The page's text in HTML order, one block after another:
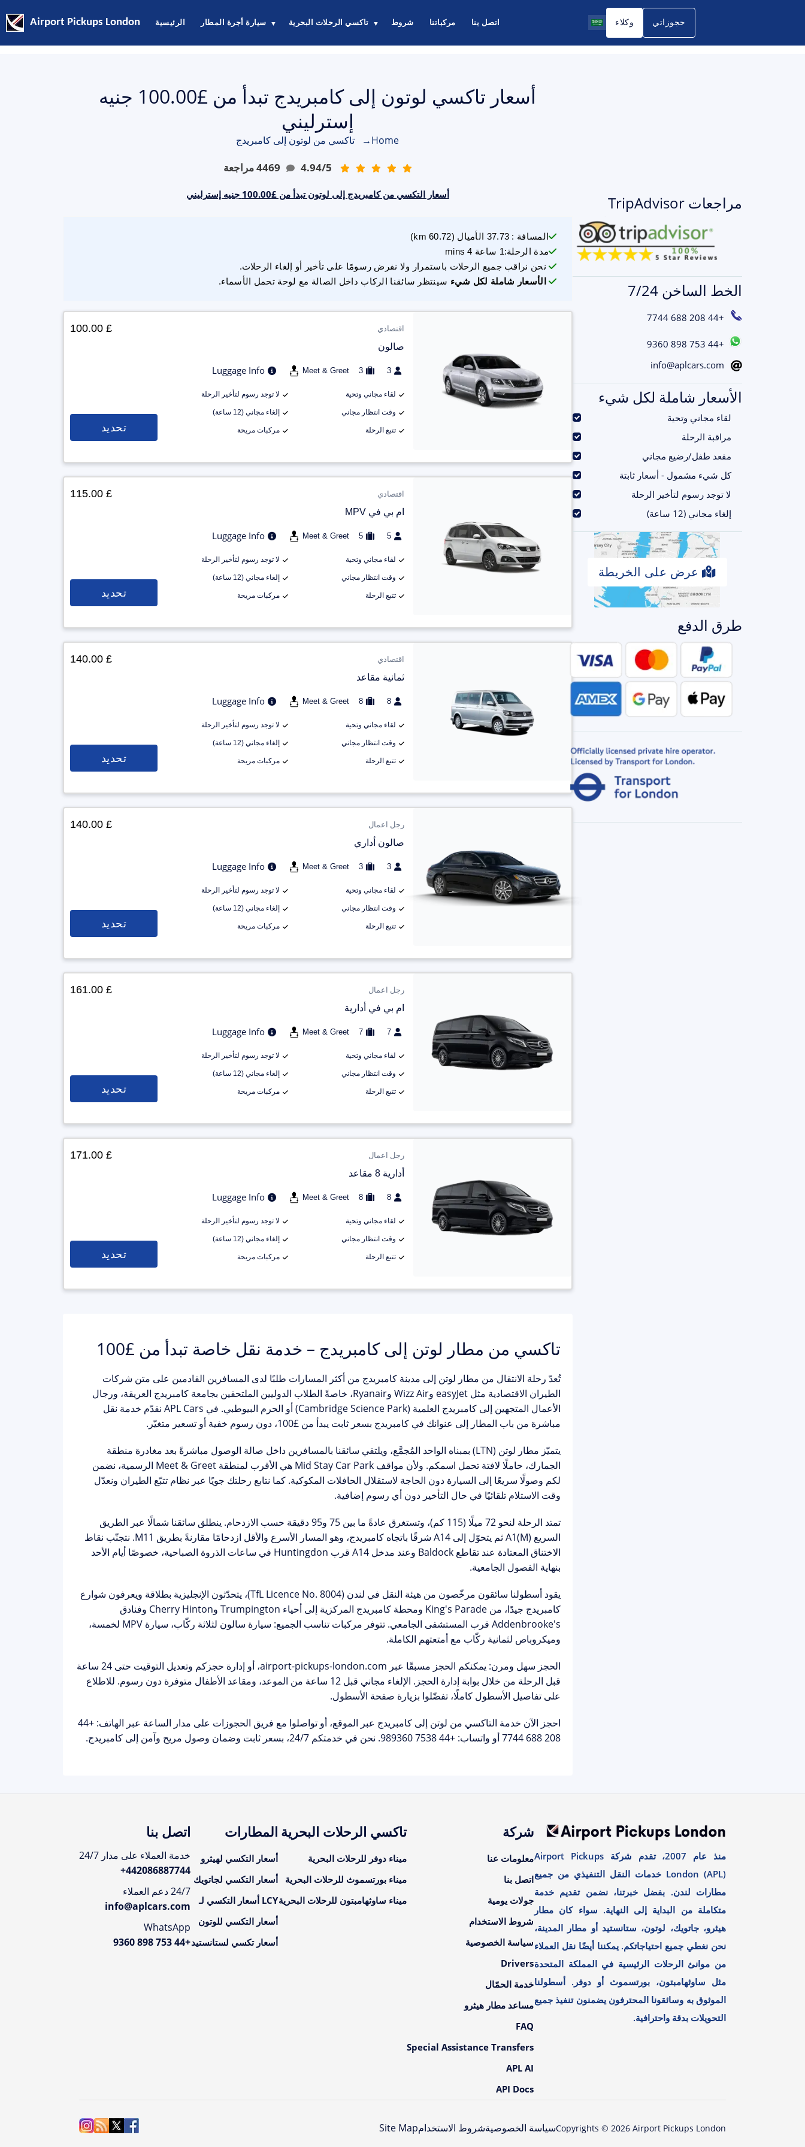
Airport Pickups London الرئيسية سيارة أجرة المطار ▼ تاكسي الرحلات البحرية ▼ شروط مركباتنا اتصل بنا وكلاء حجوزاتي
مراجعات TripAdvisor
الخط الساخن 7/24
+44 208 688 7744
+44 753 898 9360
info@aplcars.com
الأسعار شاملة لكل شيء
لقاء مجاني وتحية
مراقبة الرحلة
مقعد طفل/رضيع مجاني
كل شيء مشمول - أسعار ثابتة
لا توجد رسوم لتأخير الرحلة
إلغاء مجاني (12 ساعة)
عرض على الخريطة
طرق الدفع
أسعار تاكسي لوتون إلى كامبريدج تبدأ من £100.00 جنيه
إسترليني
Home
→ تاكسي من لوتون إلى كامبريدج
4.94/5
4469مراجعة
أسعار التكسي من كامبريدج إلى لوتون تبدأ من £100.00 جنيه إسترليني
المسافة :
37.73 الأميال (
60.72
km)
مدة الرحلة:1 ساعة 4 mins
نحن نراقب جميع الرحلات باستمرار ولا نفرض رسومًا على تأخير أو إلغاء الرحلات.
الأسعار شاملة لكل شيء سينتظر سائقنا الركاب داخل الصالة مع لوحة تحمل الأسماء.
اقتصادي
صالون
3
3
Meet & Greet
Luggage Info
لقاء مجاني وتحية لا توجد رسوم لتأخير الرحلة
وقت انتظار مجاني إلغاء مجاني (12 ساعة)
تتبع الرحلة مركبات مريحة
£ 100.00
تحديد
اقتصادي
ام بي في MPV
5
5
Meet & Greet
Luggage Info
لقاء مجاني وتحية لا توجد رسوم لتأخير الرحلة
وقت انتظار مجاني إلغاء مجاني (12 ساعة)
تتبع الرحلة مركبات مريحة
£ 115.00
تحديد
اقتصادي
ثمانية مقاعد
8
8
Meet & Greet
Luggage Info
لقاء مجاني وتحية لا توجد رسوم لتأخير الرحلة
وقت انتظار مجاني إلغاء مجاني (12 ساعة)
تتبع الرحلة مركبات مريحة
£ 140.00
تحديد
رجل اعمال
صالون أداري
3
3
Meet & Greet
Luggage Info
لقاء مجاني وتحية لا توجد رسوم لتأخير الرحلة
وقت انتظار مجاني إلغاء مجاني (12 ساعة)
تتبع الرحلة مركبات مريحة
£ 140.00
تحديد
رجل اعمال
ام بي في أدارية
7
7
Meet & Greet
Luggage Info
لقاء مجاني وتحية لا توجد رسوم لتأخير الرحلة
وقت انتظار مجاني إلغاء مجاني (12 ساعة)
تتبع الرحلة مركبات مريحة
£ 161.00
تحديد
رجل اعمال
أدارية 8 مقاعد
8
8
Meet & Greet
Luggage Info
لقاء مجاني وتحية لا توجد رسوم لتأخير الرحلة
وقت انتظار مجاني إلغاء مجاني (12 ساعة)
تتبع الرحلة مركبات مريحة
£ 171.00
تحديد
تاكسي من مطار لوتن إلى كامبريدج – خدمة نقل خاصة تبدأ من £100
تُعدّ رحلة الانتقال من مطار لوتن إلى مدينة كامبريدج من أكثر المسارات طلبًا لدى المسافرين القادمين على متن شركات
الطيران الاقتصادية مثل easyJet وWizz Air وRyanair، خاصةً الطلاب الدوليين الملتحقين بجامعة كامبريدج العريقة، ورجال
الأعمال المتجهين إلىكامبريدج العلمية (Cambridge Science Park) أو الحرم البيوطبي. في APL Cars نقدّم خدمة نقل
مباشرة من باب المطار إلى عنوانك في كامبريدج بسعر ثابت يبدأ من£100 ، دون رسوم خفية أو تسعير متغيّر.
يتميّز مطار لوتن (LTN) بمبناه الواحد المُجمَّع، ويلتقي سائقنا بالمسافرين داخل صالة الوصول مباشرةً بعد مغادرة منطقة
الجمارك، حاملًا لافتة تحمل اسمكم. ولأن مواقفMid Stay Car Park
هي الأقرب لمنطقة Meet & Greet الرسمية، نضمن
لكم وصولًا سريعًا إلى السيارة دون الحاجة لاستقلال الحافلات المكوكية. كما نتابع رحلتك جويًا عبر نظام تتبّع الطيران ونعدّل
وقت الاستلام تلقائيًا في حال التأخير دون أي رسوم إضافية.
تمتد الرحلة لنحو72 ميلًا (115 كم) ، وتستغرق عادةً ما بين75 و95 دقيقة
حسب الازدحام. ينطلق سائقنا شمالًا عبر الطريق
السريع A1(M)ثم يتحوّل إلىA14 شرقًا
باتجاه كامبريدج، وهو المسار الأسرع والأقل ازدحامًا مقارنةً بطريق M11. نتجنّب نقاط
الاختناق المعتادة عند تقاطع Baldock وعند مدخل A14 قرب Huntingdon في ساعات الذروة الصباحية، خصوصًا أيام الأحد
بنهاية الفصول الجامعية.
يقود أسطولنا سائقون مرخّصون منهيئة النقل في لندن (TfL Licence No. 8004)
، يتحدّثون الإنجليزية بطلاقة ويعرفون شوارع
كامبريدج جيدًا، منKing's Parade
ومحطة كامبريدج المركزية إلى أحياء Trumpington وCherry Hinton وفنادق
Addenbrooke's قرب المستشفى الجامعي. تتوفر مركبات تناسب الجميع: سيارة سالون لثلاثة ركّاب، سيارة MPV لخمسة،
وميكروباص لثمانية ركّاب مع أمتعتهم الكاملة.
الحجز سهل ومرن: يمكنكم الحجز مسبقًا عبر airport-pickups-london.com
، أو إدارة حجزكم وتعديل التوقيت حتى 24 ساعة
قبل الرحلة من خلال بوابة إدارة الحجز
. الإلغاء مجاني قبل 12 ساعة من الموعد، ومقاعد الأطفال متوفرة دون رسوم. للاطلاع
على تفاصيل الأسطول كاملًا، تفضّلوا بزيارة صفحة الأسطول.
احجز الآن خدمة التاكسي من لوتن إلى كامبريدج عبر الموقع، أو تواصلوا مع فريق الحجوزات على مدار الساعة عبر الهاتف: +44
208 688 7744
أو واتساب:+44 7538 989360 . نحن في خدمتكم 24/7، بسعر ثابت وضمان وصول مريح وآمن إلى كامبريدج.
منذ عام 2007، تقدم شركة Airport Pickups
London (APL) خدمات النقل التنفيذي من جميع
مطارات لندن. بفضل خبرتنا، نضمن تقديم خدمة
متكاملة من البداية إلى النهاية. سواء كان مطار
هيثرو، جاتويك، لوتون، ستانستيد أو مطار المدينة،
نحن نغطي جميع احتياجاتكم. يمكننا أيضًا نقل العملاء
من موانئ الرحلات الرئيسية في المملكة المتحدة
مثل ساوثهامبتون، بورتسموث أو دوفر. أسطولنا
الموثوق به وسائقونا المحترفون يضمنون تنفيذ جميع
التحويلات بدقة واحترافية.
شركة
معلومات عنا
اتصل بنا
جولات يومية
شروط الاستخدام
سياسة الخصوصية
Drivers
خدمة الحمّال
مساعد مطار هيثرو
FAQ
Special Assistance Transfers
APL AI
API Docs
تاكسي الرحلات البحرية
ميناء دوفر للرحلات البحرية
ميناء بورتسموث للرحلات البحرية
ميناء ساوثهامبتون للرحلات البحرية
المطارات
أسعار التكسي لهيثرو
أسعار التكسي لجاتويك
LCY أسعار التكسي لـ
أسعار التكسي للوتون
أسعار تكسي لستانستيد
اتصل بنا
خدمة العملاء على مدار 24/7
+442086887744
24/7 دعم العملاء
info@aplcars.com
WhatsApp
+44 753 898 9360
Copyrights © 2026 Airport Pickups London سياسة الخصوصيةشروط الاستخدامSite Map